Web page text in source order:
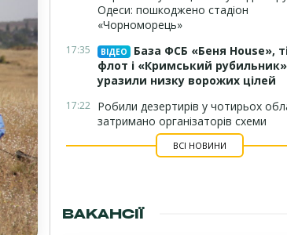
Одеси: пошкоджено стадіон
«Чорноморець»
17:35 ВІДЕО
База ФСБ «Беня House»,
флот і «Кримський
уразили низку ворожих цілей
17:22 Робили дезертирів у чотирьох
затримано організаторів схеми
ВСІ НОВИНИ
ВАКАНСІЇ